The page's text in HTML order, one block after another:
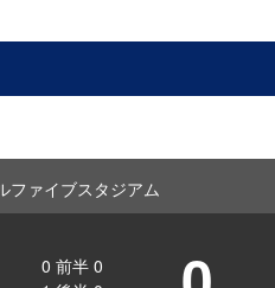
ァイブスタジアム
0 前半 0